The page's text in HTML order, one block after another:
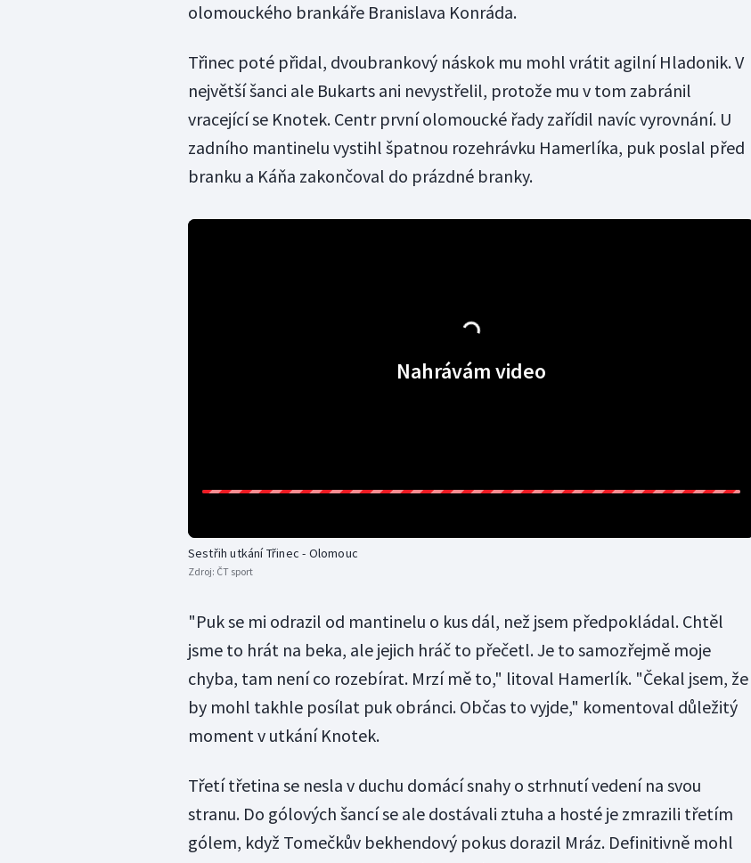
olomouckého brankáře Branislava Konráda.
Třinec poté přidal, dvoubrankový náskok mu mohl vrátit agilní Hladonik. V
největší šanci ale Bukarts ani nevystřelil, protože mu v tom zabránil
vracející se Knotek. Centr první olomoucké řady zařídil navíc vyrovnání. U
zadního mantinelu vystihl špatnou rozehrávku Hamerlíka, puk poslal před
branku a Káňa zakončoval do prázdné branky.
Nahrávám video
Sestřih utkání Třinec - Olomouc
Zdroj: ČT sport
"Puk se mi odrazil od mantinelu o kus dál, než jsem předpokládal. Chtěl
jsme to hrát na beka, ale jejich hráč to přečetl. Je to samozřejmě moje
chyba, tam není co rozebírat. Mrzí mě to," litoval Hamerlík. "Čekal jsem, že
by mohl takhle posílat puk obránci. Občas to vyjde," komentoval důležitý
moment v utkání Knotek.
Třetí třetina se nesla v duchu domácí snahy o strhnutí vedení na svou
stranu. Do gólových šancí se ale dostávali ztuha a hosté je zmrazili třetím
gólem, když Tomečkův bekhendový pokus dorazil Mráz. Definitivně mohl